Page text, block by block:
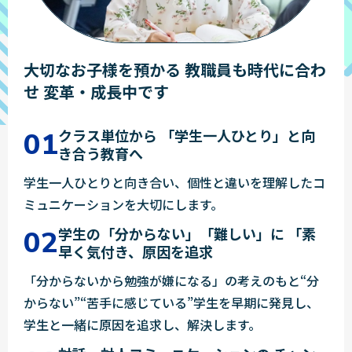
大切なお子様を預かる 教職員も時代に合わ
せ 変革・成長中です
クラス単位から 「学生一人ひとり」と向
き合う教育へ
学生一人ひとりと向き合い、個性と違いを理解したコ
ミュニケーションを大切にします。
学生の「分からない」「難しい」に 「素
早く気付き、原因を追求
「分からないから勉強が嫌になる」の考えのもと“分
からない”“苦手に感じている”学生を早期に発見し、
学生と一緒に原因を追求し、解決します。